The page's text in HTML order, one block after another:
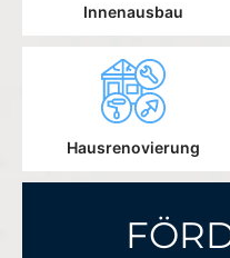
Innenausbau
Hausrenovierung